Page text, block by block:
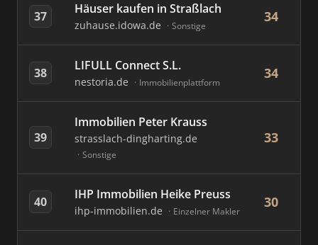
37 Häuser kaufen in Straßlach
zuhause.idowa.de Sonstige
34
38 LIFULL Connect S.L.
nestoria.de Immobilienplattform
34
39
Immobilien Peter Krauss
strasslach-dingharting.de
Sonstige
33
40 IHP Immobilien Heike Preuss
ihp-immobilien.de Einzelner Makler
30